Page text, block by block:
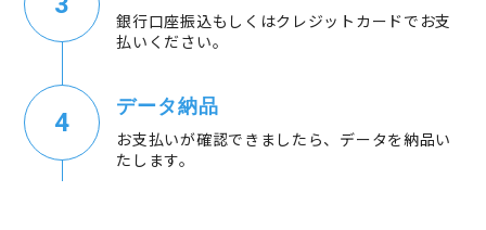
銀行口座振込もしくはクレジットカードでお支
払いください。
データ納品
お支払いが確認できましたら、データを納品い
たします。